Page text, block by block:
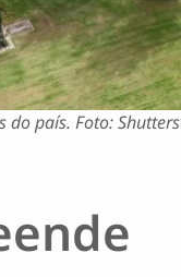
do país. Foto: